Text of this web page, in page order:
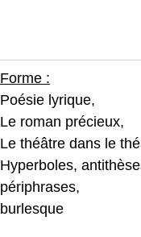
Forme :
Poésie lyrique,
Le roman précieux,
Le théâtre dans le
Hyperboles,
périphrases,
burlesque